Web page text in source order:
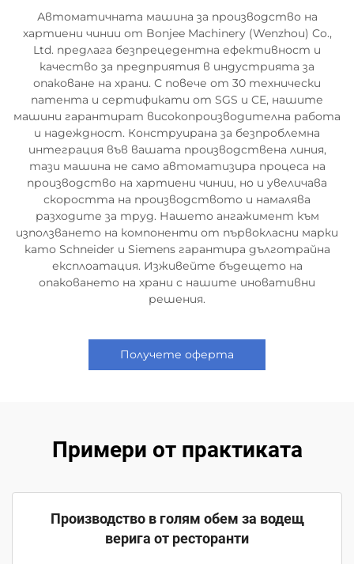
Автоматичната машина за производство на
хартиени чинии от Bonjee Machinery (Wenzhou) Co.,
Ltd. предлага безпрецедентна ефективност и
качество за предприятия в индустрията за
опаковане на храни. С повече от 30 технически
патента и сертификати от SGS и CE, нашите
машини гарантират високопроизводителна работа
и надеждност. Конструирана за безпроблемна
интеграция във вашата производствена линия,
тази машина не само автоматизира процеса на
производство на хартиени чинии, но и увеличава
скоростта на производството и намалява
разходите за труд. Нашето ангажимент към
използването на компоненти от първокласни марки
като Schneider и Siemens гарантира дълготрайна
експлоатация. Изживейте бъдещето на
опаковането на храни с нашите иновативни
решения.
Получете оферта
Примери от практиката
Производство в голям обем за водещ
верига от ресторанти